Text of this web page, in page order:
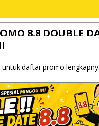
8.8 DOUBLE
untuk daftar promo